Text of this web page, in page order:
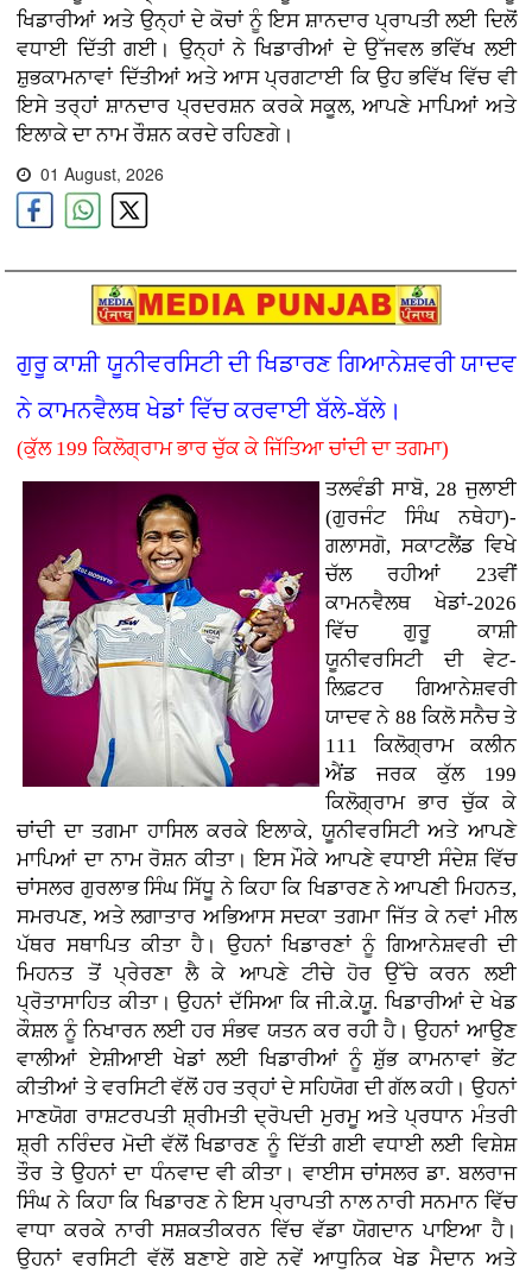
ਖਿਡਾਰੀਆਂ ਅਤੇ ਉਨ੍ਹਾਂ ਦੇ ਕੋਚਾਂ ਨੂੰ ਇਸ ਸ਼ਾਨਦਾਰ ਪ੍ਰਾਪਤੀ ਲਈ ਦਿਲੋਂ
ਵਧਾਈ ਦਿੱਤੀ ਗਈ। ਉਨ੍ਹਾਂ ਨੇ ਖਿਡਾਰੀਆਂ ਦੇ ਉੱਜਵਲ ਭਵਿੱਖ ਲਈ
ਸ਼ੁਭਕਾਮਨਾਵਾਂ ਦਿੱਤੀਆਂ ਅਤੇ ਆਸ ਪ੍ਰਗਟਾਈ ਕਿ ਉਹ ਭਵਿੱਖ ਵਿੱਚ ਵੀ
ਇਸੇ ਤਰ੍ਹਾਂ ਸ਼ਾਨਦਾਰ ਪ੍ਰਦਰਸ਼ਨ ਕਰਕੇ ਸਕੂਲ, ਆਪਣੇ ਮਾਪਿਆਂ ਅਤੇ
ਇਲਾਕੇ ਦਾ ਨਾਮ ਰੌਸ਼ਨ ਕਰਦੇ ਰਹਿਣਗੇ।
01 August, 2026
ਗੁਰੂ ਕਾਸ਼ੀ ਯੂਨੀਵਰਸਿਟੀ ਦੀ ਖਿਡਾਰਣ ਗਿਆਨੇਸ਼ਵਰੀ ਯਾਦਵ
ਨੇ ਕਾਮਨਵੈਲਥ ਖੇਡਾਂ ਵਿੱਚ ਕਰਵਾਈ ਬੱਲੇ-ਬੱਲੇ।
(ਕੁੱਲ 199 ਕਿਲੋਗ੍ਰਾਮ ਭਾਰ ਚੁੱਕ ਕੇ ਜਿੱਤਿਆ ਚਾਂਦੀ ਦਾ ਤਗਮਾ)
ਤਲਵੰਡੀ ਸਾਬੋ, 28 ਜੁਲਾਈ
(ਗੁਰਜੰਟ ਸਿੰਘ ਨਥੇਹਾ)-
ਗਲਾਸਗੋ, ਸਕਾਟਲੈਂਡ ਵਿਖੇ
ਚੱਲ ਰਹੀਆਂ 23ਵੀਂ
ਕਾਮਨਵੈਲਥ ਖੇਡਾਂ-2026
ਵਿੱਚ ਗੁਰੂ ਕਾਸ਼ੀ
ਯੂਨੀਵਰਸਿਟੀ ਦੀ ਵੇਟ-
ਲਿਫ਼ਟਰ ਗਿਆਨੇਸ਼ਵਰੀ
ਯਾਦਵ ਨੇ 88 ਕਿਲੋ ਸਨੈਚ ਤੇ
111 ਕਿਲੋਗ੍ਰਾਮ ਕਲੀਨ
ਐਂਡ ਜਰਕ ਕੁੱਲ 199
ਕਿਲੋਗ੍ਰਾਮ ਭਾਰ ਚੁੱਕ ਕੇ
ਚਾਂਦੀ ਦਾ ਤਗਮਾ ਹਾਸਿਲ ਕਰਕੇ ਇਲਾਕੇ, ਯੂਨੀਵਰਸਿਟੀ ਅਤੇ ਆਪਣੇ
ਮਾਪਿਆਂ ਦਾ ਨਾਮ ਰੋਸ਼ਨ ਕੀਤਾ। ਇਸ ਮੌਕੇ ਆਪਣੇ ਵਧਾਈ ਸੰਦੇਸ਼ ਵਿੱਚ
ਚਾਂਸਲਰ ਗੁਰਲਾਭ ਸਿੰਘ ਸਿੱਧੂ ਨੇ ਕਿਹਾ ਕਿ ਖਿਡਾਰਣ ਨੇ ਆਪਣੀ ਮਿਹਨਤ,
ਸਮਰਪਣ, ਅਤੇ ਲਗਾਤਾਰ ਅਭਿਆਸ ਸਦਕਾ ਤਗਮਾ ਜਿੱਤ ਕੇ ਨਵਾਂ ਮੀਲ
ਪੱਥਰ ਸਥਾਪਿਤ ਕੀਤਾ ਹੈ। ਉਹਨਾਂ ਖਿਡਾਰਣਾਂ ਨੂੰ ਗਿਆਨੇਸ਼ਵਰੀ ਦੀ
ਮਿਹਨਤ ਤੋਂ ਪ੍ਰੇਰਣਾ ਲੈ ਕੇ ਆਪਣੇ ਟੀਚੇ ਹੋਰ ਉੱਚੇ ਕਰਨ ਲਈ
ਪ੍ਰੋਤਾਸਾਹਿਤ ਕੀਤਾ। ਉਹਨਾਂ ਦੱਸਿਆ ਕਿ ਜੀ.ਕੇ.ਯੂ. ਖਿਡਾਰੀਆਂ ਦੇ ਖੇਡ
ਕੌਸ਼ਲ ਨੂੰ ਨਿਖਾਰਨ ਲਈ ਹਰ ਸੰਭਵ ਯਤਨ ਕਰ ਰਹੀ ਹੈ। ਉਹਨਾਂ ਆਉਣ
ਵਾਲੀਆਂ ਏਸ਼ੀਆਈ ਖੇਡਾਂ ਲਈ ਖਿਡਾਰੀਆਂ ਨੂੰ ਸ਼ੁੱਭ ਕਾਮਨਾਵਾਂ ਭੇਂਟ
ਕੀਤੀਆਂ ਤੇ ਵਰਸਿਟੀ ਵੱਲੋਂ ਹਰ ਤਰ੍ਹਾਂ ਦੇ ਸਹਿਯੋਗ ਦੀ ਗੱਲ ਕਹੀ। ਉਹਨਾਂ
ਮਾਣਯੋਗ ਰਾਸ਼ਟਰਪਤੀ ਸ਼੍ਰੀਮਤੀ ਦ੍ਰੋਪਦੀ ਮੁਰਮੂ ਅਤੇ ਪ੍ਰਧਾਨ ਮੰਤਰੀ
ਸ਼੍ਰੀ ਨਰਿੰਦਰ ਮੋਦੀ ਵੱਲੋਂ ਖਿਡਾਰਣ ਨੂੰ ਦਿੱਤੀ ਗਈ ਵਧਾਈ ਲਈ ਵਿਸ਼ੇਸ਼
ਤੌਰ ਤੇ ਉਹਨਾਂ ਦਾ ਧੰਨਵਾਦ ਵੀ ਕੀਤਾ। ਵਾਈਸ ਚਾਂਸਲਰ ਡਾ. ਬਲਰਾਜ
ਸਿੰਘ ਨੇ ਕਿਹਾ ਕਿ ਖਿਡਾਰਣ ਨੇ ਇਸ ਪ੍ਰਾਪਤੀ ਨਾਲ ਨਾਰੀ ਸਨਮਾਨ ਵਿੱਚ
ਵਾਧਾ ਕਰਕੇ ਨਾਰੀ ਸਸ਼ਕਤੀਕਰਨ ਵਿੱਚ ਵੱਡਾ ਯੋਗਦਾਨ ਪਾਇਆ ਹੈ।
ਉਹਨਾਂ ਵਰਸਿਟੀ ਵੱਲੋਂ ਬਣਾਏ ਗਏ ਨਵੇਂ ਆਧੁਨਿਕ ਖੇਡ ਮੈਦਾਨ ਅਤੇ